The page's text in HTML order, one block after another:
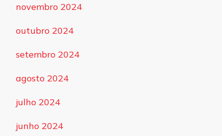
novembro 2024
outubro 2024
setembro 2024
agosto 2024
julho 2024
junho 2024